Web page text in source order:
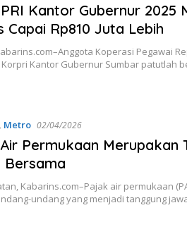
Kantor Gubernur 2025
Capai Rp810 Juta Lebih
Koperasi Pegawai
Korpri Kantor Gubernur Sumbar patutlah
, Metro 02/04/2026
Permukaan Merupakan
Bersama
Kabarins.com–Pajak air permukaan
undang yang menjadi tanggung